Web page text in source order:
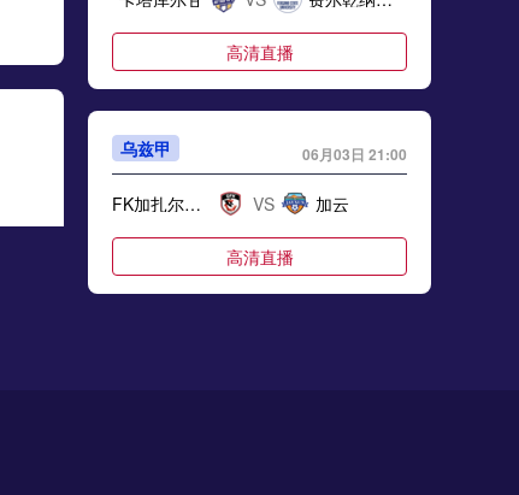
高清直播
乌兹甲 06月03日 21:00
FK加扎尔肯特 VS 加云
高清直播